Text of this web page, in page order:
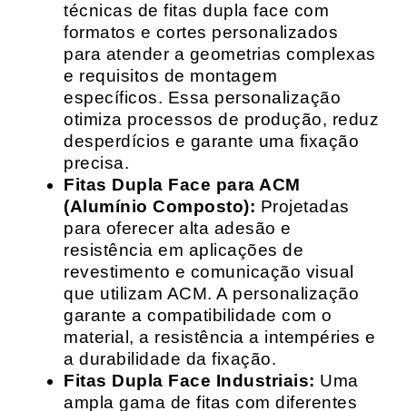
técnicas de fitas dupla face com
formatos e cortes personalizados
para atender a geometrias complexas
e requisitos de montagem
específicos. Essa personalização
otimiza processos de produção, reduz
desperdícios e garante uma fixação
precisa.
Fitas Dupla Face para ACM
(Alumínio Composto): Projetadas
para oferecer alta adesão e
resistência em aplicações de
revestimento e comunicação visual
que utilizam ACM. A personalização
garante a compatibilidade com o
material, a resistência a intempéries e
a durabilidade da fixação.
Fitas Dupla Face Industriais: Uma
ampla gama de fitas com diferentes